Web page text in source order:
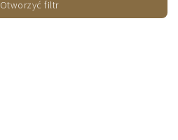
Otworzyć filtr